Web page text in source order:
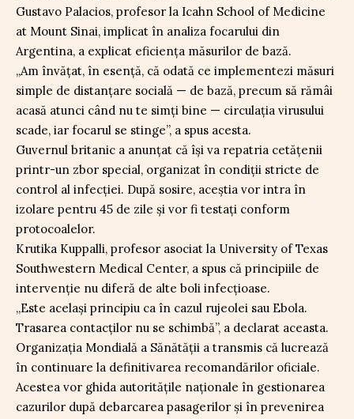
Gustavo Palacios, profesor la Icahn School of Medicine
at Mount Sinai, implicat în analiza focarului din
Argentina, a explicat eficiența măsurilor de bază.
„Am învățat, în esență, că odată ce implementezi măsuri
simple de distanțare socială — de bază, precum să rămâi
acasă atunci când nu te simți bine — circulația virusului
scade, iar focarul se stinge”, a spus acesta.
Guvernul britanic a anunțat că își va repatria cetățenii
printr-un zbor special, organizat în condiții stricte de
control al infecției. După sosire, aceștia vor intra în
izolare pentru 45 de zile și vor fi testați conform
protocoalelor.
Krutika Kuppalli, profesor asociat la University of Texas
Southwestern Medical Center, a spus că principiile de
intervenție nu diferă de alte boli infecțioase.
„Este același principiu ca în cazul rujeolei sau Ebola.
Trasarea contacților nu se schimbă”, a declarat aceasta.
Organizația Mondială a Sănătății a transmis că lucrează
în continuare la definitivarea recomandărilor oficiale.
Acestea vor ghida autoritățile naționale în gestionarea
cazurilor după debarcarea pasagerilor și în prevenirea